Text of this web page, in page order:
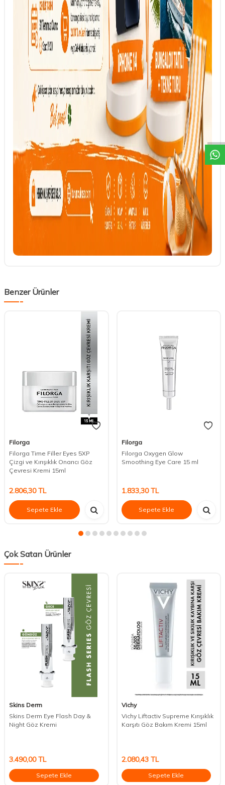
Benzer Ürünler
Filorga
Filorga Time Filler Eyes 5XP
Çizgi ve Kırışıklık Onarıcı Göz
Çevresi Kremi 15ml
2.806,30TL
Sepete Ekle
Filorga
Filorga Oxygen Glow
Smoothing Eye Care 15 ml
1.833,30TL
Sepete Ekle
Çok Satan Ürünler
Skins Derm
Skins Derm Eye Flash Day &
Night Göz Kremi
3.490,00TL
Sepete Ekle
Vichy
Vichy Liftactiv Supreme Kırışıklık
Karşıtı Göz Bakım Kremi 15ml
2.080,43TL
Sepete Ekle